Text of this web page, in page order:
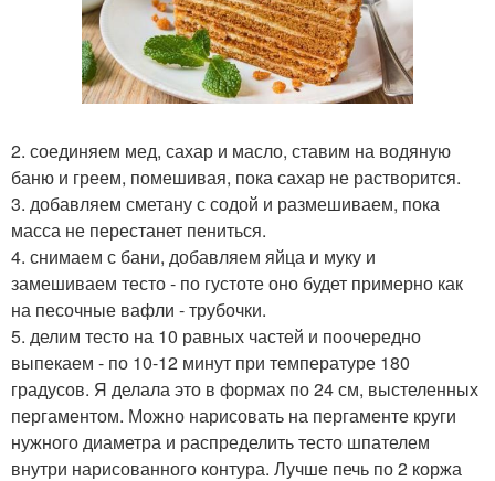
2. соединяем мед, сахар и масло, ставим на водяную
баню и греем, помешивая, пока сахар не растворится.
3. добавляем сметану с содой и размешиваем, пока
масса не перестанет пениться.
4. снимаем с бани, добавляем яйца и муку и
замешиваем тесто - по густоте оно будет примерно как
на песочные вафли - трубочки.
5. делим тесто на 10 равных частей и поочередно
выпекаем - по 10-12 минут при температуре 180
градусов. Я делала это в формах по 24 см, выстеленных
пергаментом. Можно нарисовать на пергаменте круги
нужного диаметра и распределить тесто шпателем
внутри нарисованного контура. Лучше печь по 2 коржа